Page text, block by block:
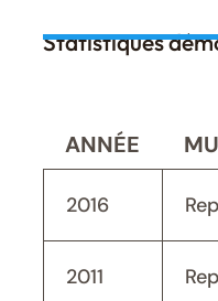
Statistiques
ANNÉE
2016
2011